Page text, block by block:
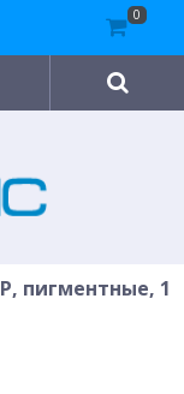
пигментные, 1
0